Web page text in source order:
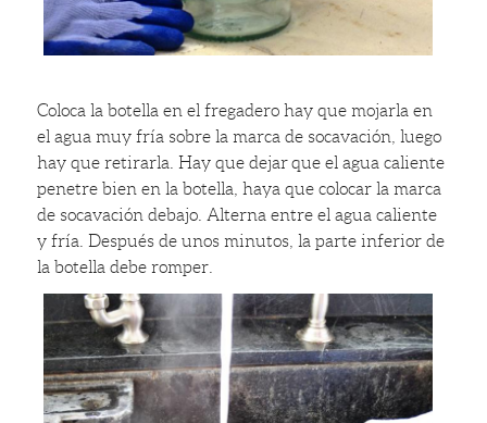
Coloca la botella en el fregadero hay que mojarla en
el agua muy fría sobre la marca de socavación, luego
hay que retirarla. Hay que dejar que el agua caliente
penetre bien en la botella, haya que colocar la marca
de socavación debajo. Alterna entre el agua caliente
y fría. Después de unos minutos, la parte inferior de
la botella debe romper.